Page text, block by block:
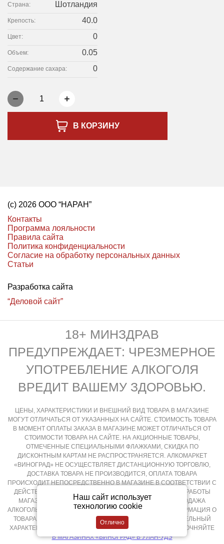
Наш сайт использует
технологию cookie
Страна: Шотландия
Крепость: 40.0
Цвет: 0
Объем: 0.05
Содержание сахара: 0
1
В КОРЗИНУ
(с) 2026 ООО “НАРАН”
Контакты
Программа лояльности
Правила сайта
Политика конфиденциальности
Согласие на обработку персональных данных
Статьи
Разработка сайта
“Деловой сайт”
18+ МИНЗДРАВ
ПРЕДУПРЕЖДАЕТ: ЧРЕЗМЕРНОЕ
УПОТРЕБЛЕНИЕ АЛКОГОЛЯ
ВРЕДИТ ВАШЕМУ ЗДОРОВЬЮ.
ЦЕНЫ, ХАРАКТЕРИСТИКИ И ВНЕШНИЙ ВИД ТОВАРА В МАГАЗИНЕ
МОГУТ ОТЛИЧАТЬСЯ ОТ УКАЗАННЫХ НА САЙТЕ. СТОИМОСТЬ ТОВАРА
В МОМЕНТ ОПЛАТЫ ЗАКАЗА В МАГАЗИНЕ МОЖЕТ ОТЛИЧАТЬСЯ ОТ
СТОИМОСТИ ТОВАРА НА САЙТЕ. НА АКЦИОННЫЕ ТОВАРЫ,
ОТМЕЧЕННЫЕ СПЕЦИАЛЬНЫМИ ФЛАЖКАМИ, СКИДКА ПО
ДИСКОНТНЫМ КАРТАМ НЕ РАСПРОСТРАНЯЕТСЯ. АЛКОМАРКЕТ
«ВИНОГРАД» НЕ ОСУЩЕСТВЛЯЕТ ДИСТАНЦИОННУЮ ТОРГОВЛЮ,
ДОСТАВКА ТОВАРА НЕ ПРОИЗВОДИТСЯ, ОПЛАТА ТОВАРА
ПРОИСХОДИТ НЕПОСРЕДСТВЕННО В МАГАЗИНЕ В СООТВЕТСТВИИ С
ДЕЙСТВУЮЩИМ ЗАКОНОДАТЕЛЬСТВОМ РФ И РЕЖИМОМ РАБОТЫ
МАГАЗИНА, КРУГЛОСУТОЧНАЯ И ДИСТАНЦИОННАЯ ПРОДАЖА
АЛКОГОЛЬНОЙ ПРОДУКЦИИ НЕ ОСУЩЕСТВЛЯЕТСЯ. ИНФОРМАЦИЯ О
ТОВАРАХ, РАЗМЕЩЕННАЯ НА САЙТЕ НОСИТ ОЗНАКОМИТЕЛЬНЫЙ
ХАРАКТЕР, ПОДРОБНОСТИ О ПРИОБРЕТЕНИИ ТОВАРОВ УТОЧНЯЙТЕ
В МАГАЗИНАХ «ВИНОГРАД» В УЛАН-УДЭ